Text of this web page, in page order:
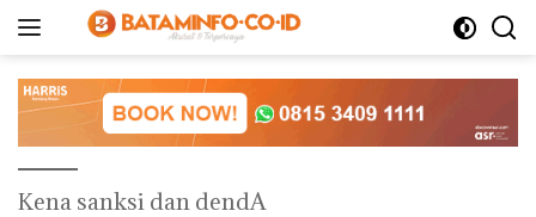
Kena sanksi dan dendA